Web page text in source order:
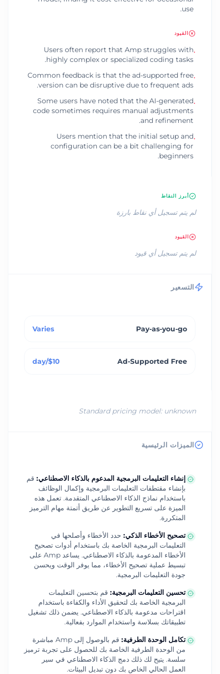
use.
القيود
•
Users often report that Amp struggles with
highly complex or specialized coding tasks.
•
Common feedback is that the ad-supported free
version can be disruptive due to frequent ads.
•
Some users have noted that the AI-generated
code sometimes requires manual adjustments
and refinement.
•
Users mention that the initial setup and
configuration can be a bit challenging for
beginners.
أبرز النقاط
لم يتم تسجيل أي نقاط بارزة
القيود
لم يتم تسجيل أي قيود
التسعير
Pay-as-you-go
Varies
Ad-Supported Free
$10/day
Standard pricing model: unknown
الميزات الرئيسية
إنشاء التعليمات البرمجية المدعوم بالذكاء الاصطناعي: قم
بإنشاء مقتطفات التعليمات البرمجية وإكمال الوظائف
باستخدام نماذج الذكاء الاصطناعي المتقدمة. تعمل هذه
الميزة على تسريع التطوير عن طريق أتمتة مهام الترميز
المتكررة.
تصحيح الأخطاء الذكي: حدد الأخطاء وأصلحها في
التعليمات البرمجية الخاصة بك باستخدام أدوات تصحيح
الأخطاء المدعومة بالذكاء الاصطناعي. يساعد Amp على
تبسيط عملية تصحيح الأخطاء، مما يوفر الوقت ويحسن
جودة التعليمات البرمجية.
تحسين التعليمات البرمجية: قم بتحسين التعليمات
البرمجية الخاصة بك لتحقيق الأداء والكفاءة باستخدام
اقتراحات مدعومة بالذكاء الاصطناعي. يضمن ذلك تشغيل
تطبيقاتك بسلاسة واستخدام الموارد بفعالية.
تكامل الوحدة الطرفية:
قم بالوصول إلى Amp مباشرة
من الوحدة الطرفية الخاصة بك للحصول على تجربة ترميز
سلسة. يتيح لك ذلك دمج الذكاء الاصطناعي في سير
العمل الحالي الخاص بك دون تبديل البيئات.